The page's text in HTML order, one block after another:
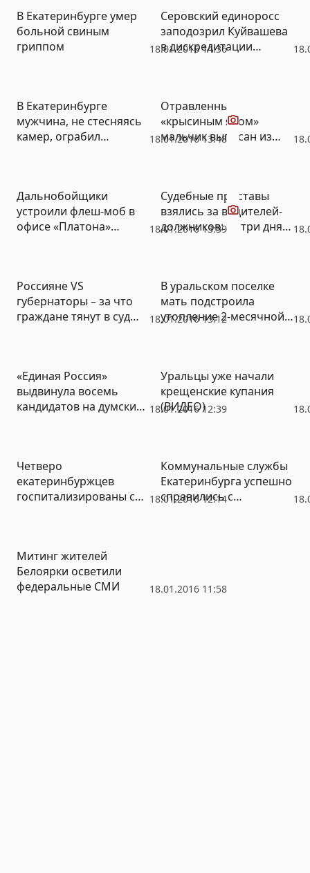
18.01.2016 14:36
В Екатеринбурге умер
больной свиным
гриппом
Серовский единоросс
заподозрил Куйвашева
в дискредитации
18.01.2016 13:48
В Екатеринбурге
мужчина, не стесняясь
камер, ограбил
Отравленный
«крысиным ядом»
мальчик выписан из
18.01.2016 13:39
Дальнобойщики
устроили флеш-моб в
офисе «Платона»
Видео
Судебные приставы
взялись за водителей-
должников: за три дня
18.01.2016 13:12
Россияне VS
губернаторы – за что
граждане тянут в суд
В уральском поселке
мать подстроила
утопление 2-месячной
18.01.2016 12:39
«Единая Россия»
выдвинула восемь
кандидатов на думские
Уральцы уже начали
крещенские купания
(ВИДЕО)
18.01.2016 12:14
Четверо
екатеринбуржцев
госпитализированы со
Коммунальные службы
Екатеринбурга успешно
справились с
18.01.2016 11:58
Митинг жителей
Белоярки осветили
федеральные СМИ